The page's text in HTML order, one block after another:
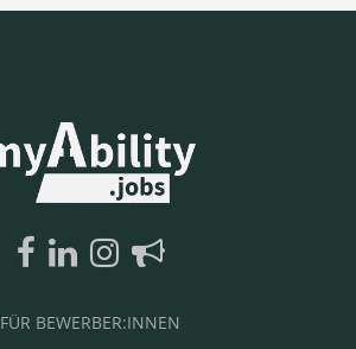
FÜR BEWERBER:INNEN